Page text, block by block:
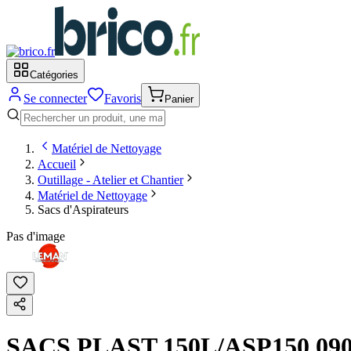
Catégories
Se connecter Favoris Panier
Matériel de Nettoyage
Accueil
Outillage - Atelier et Chantier
Matériel de Nettoyage
Sacs d'Aspirateurs
Pas d'image